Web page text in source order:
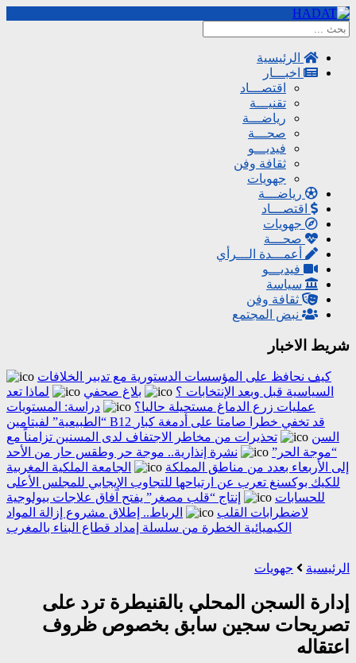
الرئيسية
اخبـــار
اقتصـــاد
تقنيـــة
رياضـــة
صحـــة
فيديـــو
ثقافة وفن
جهويات
رياضـــة
اقتصـــاد
جهويات
صحـــة
أعمـــدة الـــرأي
فيديـــو
سياسة
ثقافة وفن
نبض المجتمع
شريط الاخبار
كيف نحافظ على المؤسسات الدستورية مع تدبير الخلافات
السياسية قبل وبعد الإنتخابات ؟
بلاغ صحفي
لماذا تعد
عمليات زرع الدماغ مستحيلة حاليا؟
دراسة: المستويات
“الطبيعية” لفيتامين B12 قد تخفي خطرا صامتا على أدمغة كبار
السن
تحذيرات من مخاطر الاجتفاف لدى المسنين تزامناً مع
“موجة الحر”
نشرة إنذارية.. موجة حر وطقس حار من الأحد
إلى الأربعاء بعدد من مناطق المملكة
الجامعة الملكية المغربية
للكيك بوكسنغ تعرب عن ارتياحها للتجاوب الإيجابي للمجلس الأعلى
للحسابات
إنتاج “قلب مصغر” يفتح آفاق علاجات بيولوجية
لاضطرابات القلب
الرباط.. إطلاق مشروع إزالة المواد
الكيميائية الخطرة من سلسلة إمداد قطاع البناء بالمغرب
الرئيسية جهويات
إدارة السجن المحلي بالقنيطرة ترد على
تصريحات سجين سابق بخصوص ظروف
اعتقاله